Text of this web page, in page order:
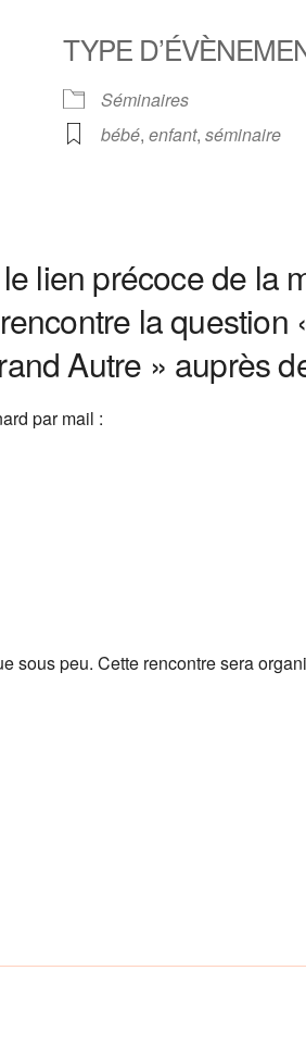
TYPE
Séminaires
bébé, enfant, séminaire
lien précoce de la
la question
Autre » auprès
par mail :
sous peu. Cette rencontre sera